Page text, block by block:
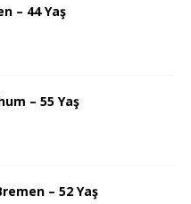
– 44 Yaş
– 55 Yaş
– 52 Yaş